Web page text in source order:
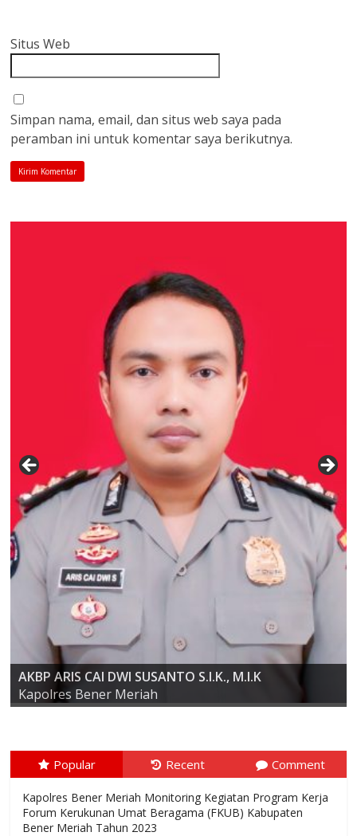
Situs Web
Simpan nama, email, dan situs web saya pada
peramban ini untuk komentar saya berikutnya.
AKBP ARIS CAI DWI SUSANTO S.I.K., M.I.K
Kapolres Bener Meriah
Kompol Dr. SYABIRIN, S.H., M.SI
Popular Recent Comment
Kapolres Bener Meriah Monitoring Kegiatan Program Kerja
Forum Kerukunan Umat Beragama (FKUB) Kabupaten
Bener Meriah Tahun 2023